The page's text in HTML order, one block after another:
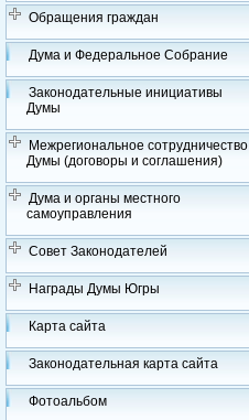
Обращения граждан
Дума и Федеральное Собрание
Законодательные инициативы
Думы
Межрегиональное сотрудничество
Думы (договоры и соглашения)
Дума и органы местного
самоуправления
Совет Законодателей
Награды Думы Югры
Карта сайта
Законодательная карта сайта
Фотоальбом